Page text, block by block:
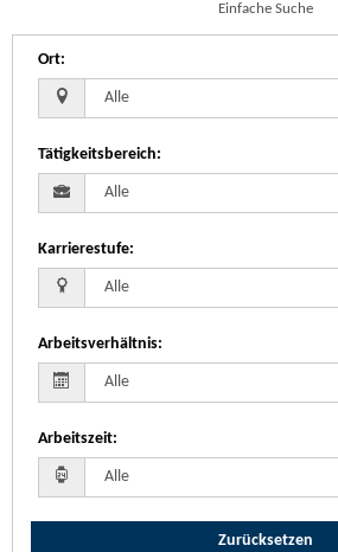
Einfache Suche
Ort:
Tätigkeitsbereich:
Karrierestufe:
Arbeitsverhältnis:
Arbeitszeit:
Zurücksetzen